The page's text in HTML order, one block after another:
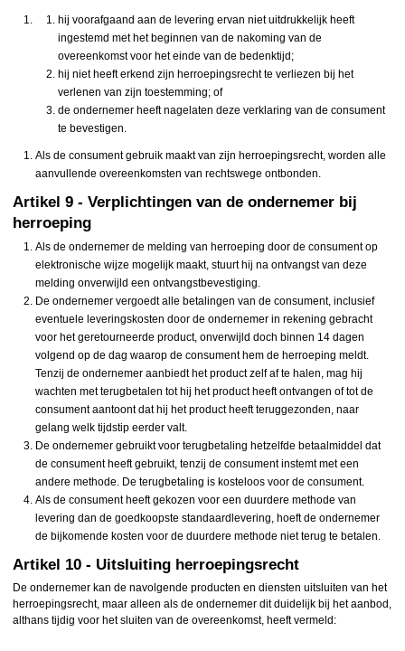
hij voorafgaand aan de levering ervan niet uitdrukkelijk heeft
ingestemd met het beginnen van de nakoming van de
overeenkomst voor het einde van de bedenktijd;
hij niet heeft erkend zijn herroepingsrecht te verliezen bij het
verlenen van zijn toestemming; of
de ondernemer heeft nagelaten deze verklaring van de consument
te bevestigen.
Als de consument gebruik maakt van zijn herroepingsrecht, worden alle
aanvullende overeenkomsten van rechtswege ontbonden.
Artikel 9 - Verplichtingen van de ondernemer bij
herroeping
Als de ondernemer de melding van herroeping door de consument op
elektronische wijze mogelijk maakt, stuurt hij na ontvangst van deze
melding onverwijld een ontvangstbevestiging.
De ondernemer vergoedt alle betalingen van de consument, inclusief
eventuele leveringskosten door de ondernemer in rekening gebracht
voor het geretourneerde product, onverwijld doch binnen 14 dagen
volgend op de dag waarop de consument hem de herroeping meldt.
Tenzij de ondernemer aanbiedt het product zelf af te halen, mag hij
wachten met terugbetalen tot hij het product heeft ontvangen of tot de
consument aantoont dat hij het product heeft teruggezonden, naar
gelang welk tijdstip eerder valt.
De ondernemer gebruikt voor terugbetaling hetzelfde betaalmiddel dat
de consument heeft gebruikt, tenzij de consument instemt met een
andere methode. De terugbetaling is kosteloos voor de consument.
Als de consument heeft gekozen voor een duurdere methode van
levering dan de goedkoopste standaardlevering, hoeft de ondernemer
de bijkomende kosten voor de duurdere methode niet terug te betalen.
Artikel 10 - Uitsluiting herroepingsrecht
De ondernemer kan de navolgende producten en diensten uitsluiten van het
herroepingsrecht, maar alleen als de ondernemer dit duidelijk bij het aanbod,
althans tijdig voor het sluiten van de overeenkomst, heeft vermeld: